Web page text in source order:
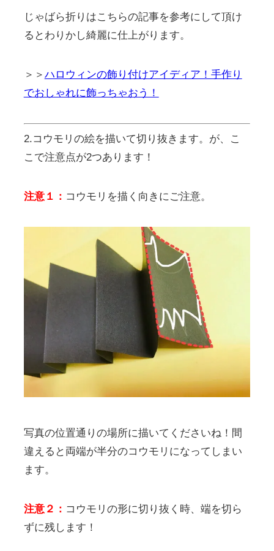
じゃばら折りはこちらの記事を参考にして頂け
るとわりかし綺麗に仕上がります。
＞＞ ハロウィンの飾り付けアイディア！手作り
でおしゃれに飾っちゃおう！
2.コウモリの絵を描いて切り抜きます。が、こ
こで注意点が2つあります！
注意１： コウモリを描く向きにご注意。
写真の位置通りの場所に描いてくださいね！間
違えると両端が半分のコウモリになってしまい
ます。
注意２： コウモリの形に切り抜く時、端を切ら
ずに残します！